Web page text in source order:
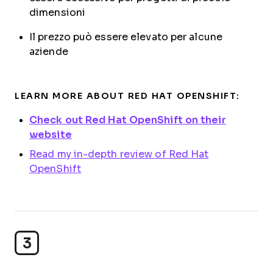
dimensioni
Il prezzo può essere elevato per alcune
aziende
LEARN MORE ABOUT RED HAT OPENSHIFT:
Check out Red Hat OpenShift on their
website
Read my in-depth review of Red Hat
OpenShift
3